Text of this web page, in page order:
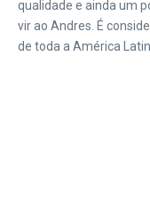
qualidade e ainda um
vir ao Andres. É
de toda a América